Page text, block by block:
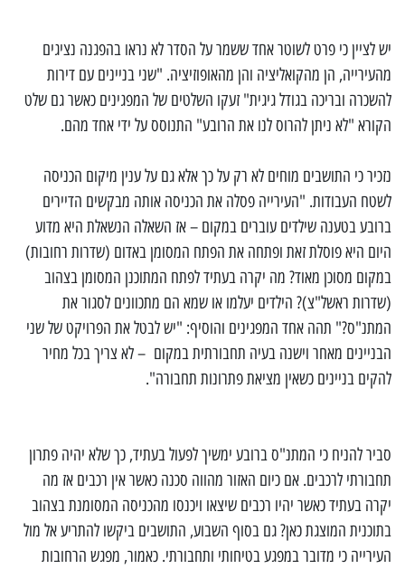
יש לציין כי פרט לשוטר אחד ששמר על הסדר לא נראו בהפגנה נציגים
מהעירייה, הן מהקואליציה והן מהאופוזיציה. "שני בניינים עם דירות
להשכרה ובריכה בגודל גיגית" זעקו השלטים של המפגינים כאשר גם שלט
הקורא "לא ניתן להרוס לנו את הרובע" התנוסס על ידי אחד מהם.
נזכיר כי התושבים מוחים לא רק על כך אלא גם על ענין מיקום הכניסה
לשטח העבודות. "העירייה פסלה את הכניסה אותה מבקשים הדיירים
ברובע בטענה שילדים עוברים במקום – אז השאלה הנשאלת היא מדוע
היום היא פוסלת זאת ופתחה את הפתח המסומן באדום (שדרות רחובות)
במקום מסוכן מאוד? מה יקרה בעתיד לפתח המתוכנן המסומן בצהוב
(שדרות ראשל"צ)? הילדים יעלמו או שמא הם מתכוונים לסגור את
המתנ"ס?" תהה אחד המפגינים והוסיף: "יש לבטל את הפרויקט של שני
הבניינים מאחר וישנה בעיה תחבורתית במקום – לא צריך בכל מחיר
להקים בניינים כשאין מציאת פתרונות תחבורה".
סביר להניח כי המתנ"ס ברובע ימשיך לפעול בעתיד, כך שלא יהיה פתרון
תחבורתי לרכבים. אם כיום האזור מהווה סכנה כאשר אין רכבים אז מה
יקרה בעתיד כאשר יהיו רכבים שיצאו ויכנסו מהכניסה המסומנת בצהוב
בתוכנית המוצגת כאן? גם בסוף השבוע, התושבים ביקשו להתריע אל מול
העירייה כי מדובר במפגע בטיחותי ותחבורתי. כאמור, מפגש הרחובות